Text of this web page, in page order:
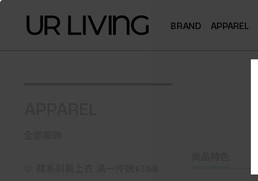
BRAND APPAREL